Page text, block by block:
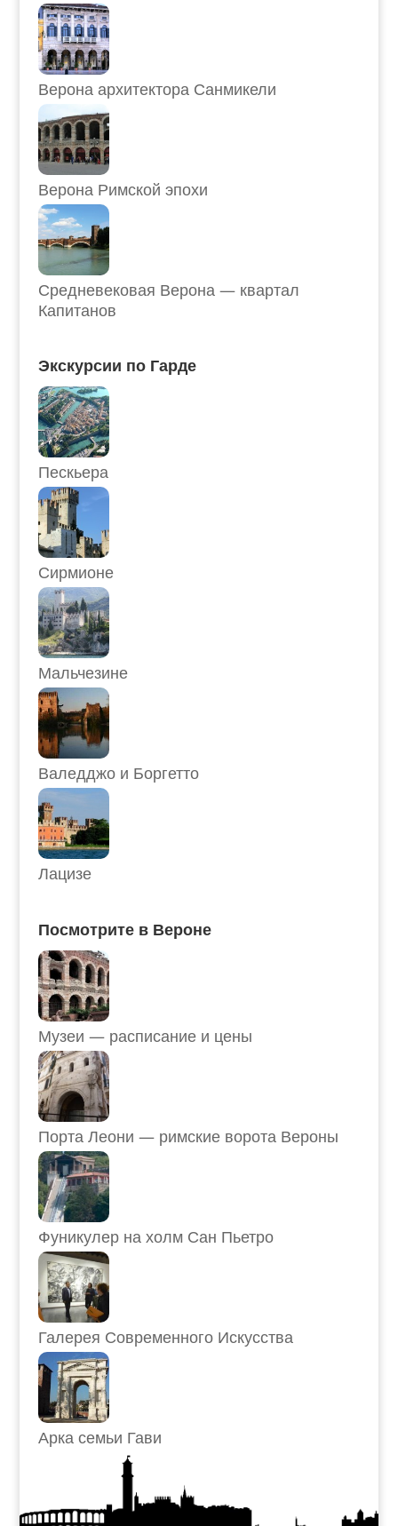
Верона архитектора Санмикели
Верона Римской эпохи
Средневековая Верона — квартал
Капитанов
Экскурсии по Гарде
Пескьера
Сирмионе
Мальчезине
Валедджо и Боргетто
Лацизе
Посмотрите в Вероне
Музеи — расписание и цены
Порта Леони — римские ворота Вероны
Фуникулер на холм Сан Пьетро
Галерея Современного Искусства
Арка семьи Гави